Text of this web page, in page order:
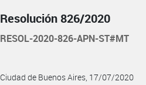
Resolución 826/2020
RESOL-2020-826-APN-ST#MT
Ciudad de Buenos Aires, 17/07/2020